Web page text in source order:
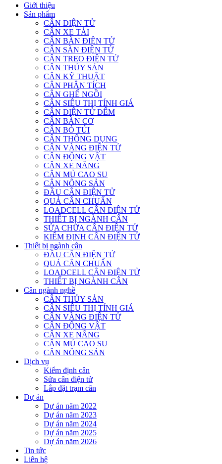
Giới thiệu
Sản phẩm
CÂN ĐIỆN TỬ
CÂN XE TẢI
CÂN BÀN ĐIỆN TỬ
CÂN SÀN ĐIỆN TỬ
CÂN TREO ĐIỆN TỬ
CÂN THỦY SẢN
CÂN KỸ THUẬT
CÂN PHÂN TÍCH
CÂN GHẾ NGỒI
CÂN SIÊU THỊ TÍNH GIÁ
CÂN ĐIỆN TỬ ĐẾM
CÂN BÀN CƠ
CÂN BỎ TÚI
CÂN THÔNG DỤNG
CÂN VÀNG ĐIỆN TỬ
CÂN ĐỘNG VẬT
CÂN XE NÂNG
CÂN MỦ CAO SU
CÂN NÔNG SẢN
ĐẦU CÂN ĐIỆN TỬ
QUẢ CÂN CHUẨN
LOADCELL CÂN ĐIỆN TỬ
THIẾT BỊ NGÀNH CÂN
SỬA CHỮA CÂN ĐIỆN TỬ
KIỂM ĐỊNH CÂN ĐIỆN TỬ
Thiết bị ngành cân
ĐẦU CÂN ĐIỆN TỬ
QUẢ CÂN CHUẨN
LOADCELL CÂN ĐIỆN TỬ
THIẾT BỊ NGÀNH CÂN
Cân ngành nghề
CÂN THỦY SẢN
CÂN SIÊU THỊ TÍNH GIÁ
CÂN VÀNG ĐIỆN TỬ
CÂN ĐỘNG VẬT
CÂN XE NÂNG
CÂN MỦ CAO SU
CÂN NÔNG SẢN
Dịch vụ
Kiểm định cân
Sửa cân điện tử
Lắp đặt trạm cân
Dự án
Dự án năm 2022
Dự án năm 2023
Dự án năm 2024
Dự án năm 2025
Dự án năm 2026
Tin tức
Liên hệ